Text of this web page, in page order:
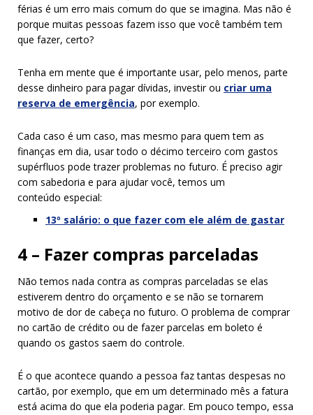
férias é um erro mais comum do que se imagina. Mas não é
porque muitas pessoas fazem isso que você também tem
que fazer, certo?
Tenha em mente que é importante usar, pelo menos, parte
desse dinheiro para pagar dívidas, investir ou criar uma
reserva de emergência, por exemplo.
Cada caso é um caso, mas mesmo para quem tem as
finanças em dia, usar todo o décimo terceiro com gastos
supérfluos pode trazer problemas no futuro. É preciso agir
com sabedoria e para ajudar você, temos um
conteúdo especial:
13º salário: o que fazer com ele além de gastar
4 – Fazer compras parceladas
Não temos nada contra as compras parceladas se elas
estiverem dentro do orçamento e se não se tornarem
motivo de dor de cabeça no futuro. O problema de comprar
no cartão de crédito ou de fazer parcelas em boleto é
quando os gastos saem do controle.
É o que acontece quando a pessoa faz tantas despesas no
cartão, por exemplo, que em um determinado mês a fatura
está acima do que ela poderia pagar. Em pouco tempo, essa